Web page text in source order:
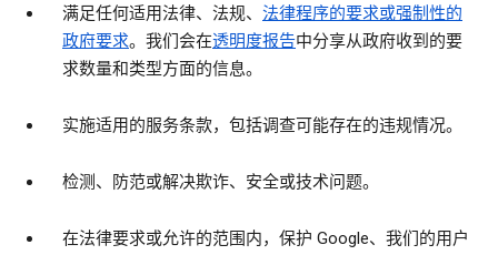
满足任何适用法律、法规、 法律程序的要求或强制性的
政府要求。我们会在透明度报告中分享从政府收到的要
求数量和类型方面的信息。
实施适用的服务条款，包括调查可能存在的违规情况。
检测、防范或解决欺诈、安全或技术问题。
在法律要求或允许的范围内，保护 Google、我们的用户